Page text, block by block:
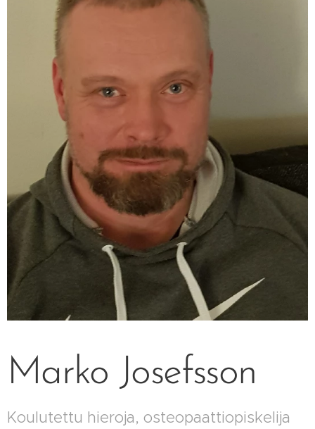
Marko Josefsson
Koulutettu hieroja, osteopaattiopiskelija